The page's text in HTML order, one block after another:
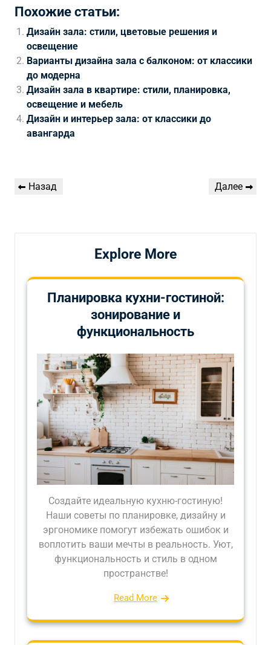
Похожие статьи:
Дизайн зала: стили, цветовые решения и
освещение
Варианты дизайна зала с балконом: от классики
до модерна
Дизайн зала в квартире: стили, планировка,
освещение и мебель
Дизайн и интерьер зала: от классики до
авангарда
Навигация
Предыдущая
Назад
Следующая
Далее
Explore More
Планировка кухни-гостиной:
зонирование и
функциональность
Создайте идеальную кухню-гостиную!
Наши советы по планировке, дизайну и
эргономике помогут избежать ошибок и
воплотить ваши мечты в реальность. Уют,
функциональность и стиль в одном
пространстве!
Read More